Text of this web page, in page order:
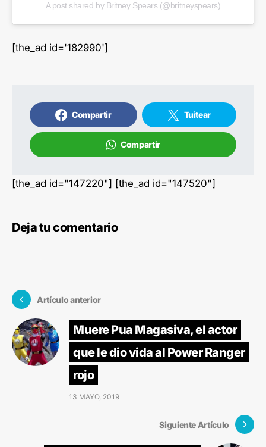
A post shared by Britney Spears (@britneyspears)
[the_ad id='182990']
Compartir Tuitear
Compartir
[the_ad id="147220"] [the_ad id="147520"]
Deja tu comentario
Artículo anterior
Muere Pua Magasiva, el actor
que le dio vida al Power Ranger
rojo
13 MAYO, 2019
Siguiente Artículo